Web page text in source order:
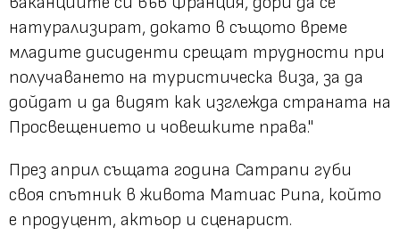
натурализират, докато в същото време
младите дисиденти срещат трудности при
получаването на туристическа виза, за да
дойдат и да видят как изглежда страната на
Просвещението и човешките права."
През април същата година Сатрапи губи
своя спътник в живота Матиас Рипа, който
е продуцент, актьор и сценарист.